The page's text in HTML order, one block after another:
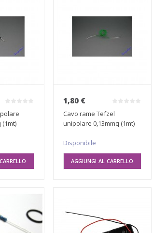
(1mt)
1,80 €
Cavo rame Tefzel
unipolare 0,13mmq (1mt)
Disponibile
AGGIUNGI AL CARRELLO